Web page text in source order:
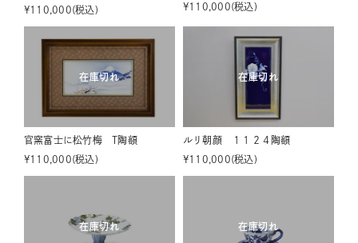
¥110,000 税込
¥110,000 税込
官窯富士に松竹梅 T陶額
¥110,000 税込
在庫切れ
ルリ朝顔 １１２４陶額
¥110,000 税込
在庫切れ
在庫切れ 在庫切れ